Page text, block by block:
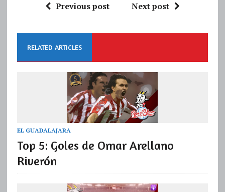
Previous post Next post
RELATED ARTICLES
EL GUADALAJARA
Top 5: Goles de Omar Arellano
Riverón